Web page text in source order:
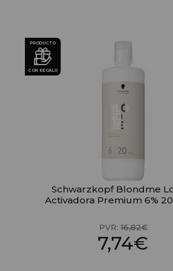
PRODUCTO
CON REGALO
Schwarzkopf Blondme
Activadora Premium 6%
PVR: 16,82€
7,74€